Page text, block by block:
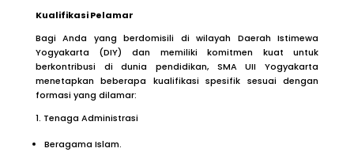
Kualifikasi Pelamar
Bagi Anda yang berdomisili di wilayah Daerah Istimewa
Yogyakarta (DIY) dan memiliki komitmen kuat untuk
berkontribusi di dunia pendidikan, SMA UII Yogyakarta
menetapkan beberapa kualifikasi spesifik sesuai dengan
formasi yang dilamar:
1. Tenaga Administrasi
Beragama Islam.